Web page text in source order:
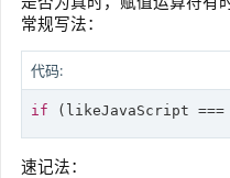
常规写法：
代码:
if (likeJavaScript ===
速记法：